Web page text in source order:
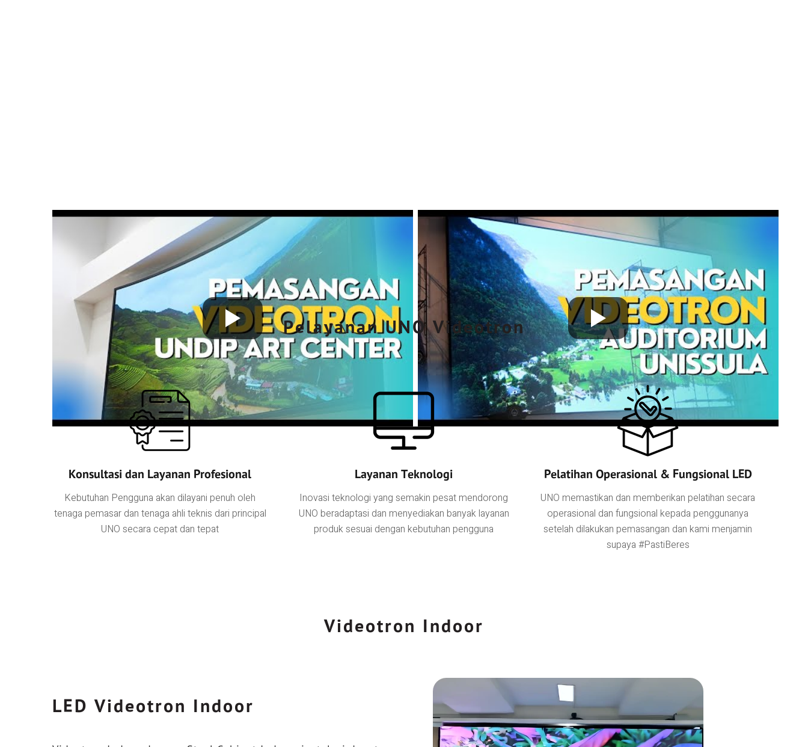
Pelayanan UNO Videotron
Konsultasi dan Layanan Profesional
Kebutuhan Pengguna akan dilayani penuh oleh
tenaga pemasar dan tenaga ahli teknis dari principal
UNO secara cepat dan tepat
Layanan Teknologi
Inovasi teknologi yang semakin pesat mendorong
UNO beradaptasi dan menyediakan banyak layanan
produk sesuai dengan kebutuhan pengguna
Pelatihan Operasional & Fungsional LED
UNO memastikan dan memberikan pelatihan secara
operasional dan fungsional kepada penggunanya
setelah dilakukan pemasangan dan kami menjamin
supaya #PastiBeres
Videotron Indoor
LED Videotron Indoor